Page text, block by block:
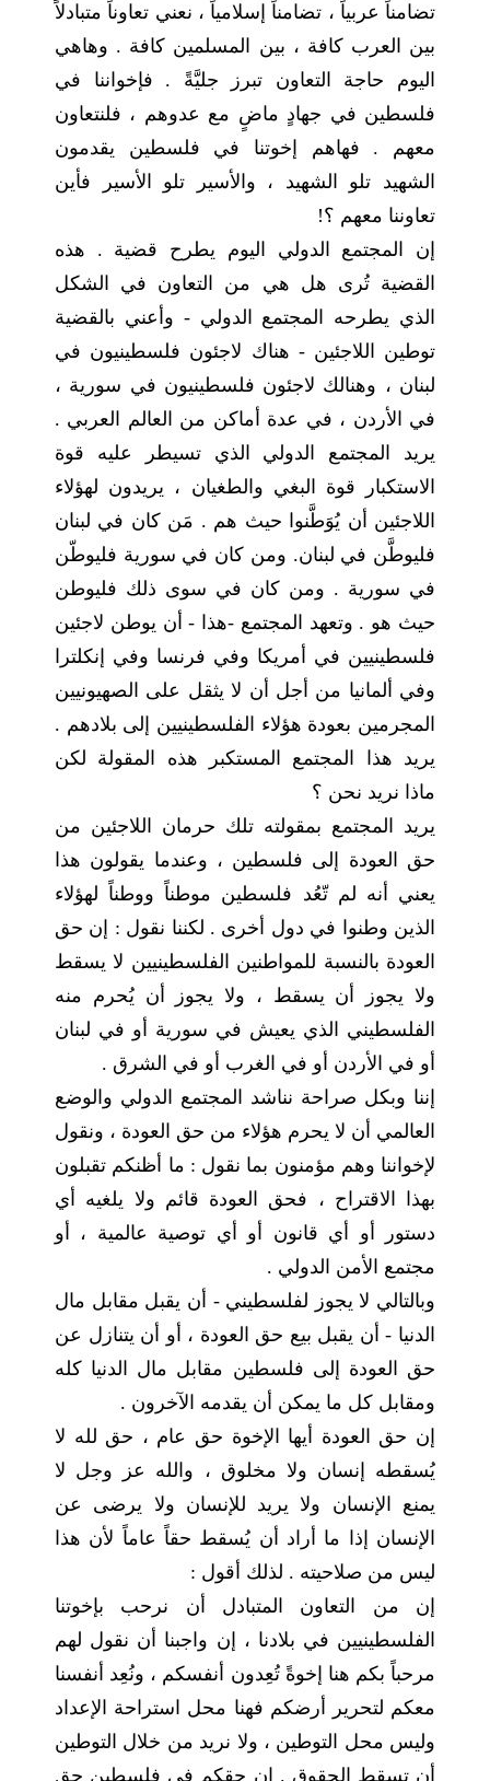
تضامناً عربياً ، تضامناً إسلامياً ، نعني تعاوناً متبادلاً
بين العرب كافة ، بين المسلمين كافة . وهاهي
اليوم حاجة التعاون تبرز جليَّةً . فإخواننا في
فلسطين في جهادٍ ماضٍ مع عدوهم ، فلنتعاون
معهم . فهاهم إخوتنا في فلسطين يقدمون
الشهيد تلو الشهيد ، والأسير تلو الأسير فأين
تعاوننا معهم ؟!
إن المجتمع الدولي اليوم يطرح قضية . هذه
القضية تُرى هل هي من التعاون في الشكل
الذي يطرحه المجتمع الدولي - وأعني بالقضية
توطين اللاجئين - هناك لاجئون فلسطينيون في
لبنان ، وهنالك لاجئون فلسطينيون في سورية ،
في الأردن ، في عدة أماكن من العالم العربي .
يريد المجتمع الدولي الذي تسيطر عليه قوة
الاستكبار قوة البغي والطغيان ، يريدون لهؤلاء
اللاجئين أن يُوَطَّنوا حيث هم . مَن كان في لبنان
فليوطَّن في لبنان. ومن كان في سورية فليوطّن
في سورية . ومن كان في سوى ذلك فليوطن
حيث هو . وتعهد المجتمع -هذا - أن يوطن لاجئين
فلسطينيين في أمريكا وفي فرنسا وفي إنكلترا
وفي ألمانيا من أجل أن لا يثقل على الصهيونيين
المجرمين بعودة هؤلاء الفلسطينيين إلى بلادهم .
يريد هذا المجتمع المستكبر هذه المقولة لكن
ماذا نريد نحن ؟
يريد المجتمع بمقولته تلك حرمان اللاجئين من
حق العودة إلى فلسطين ، وعندما يقولون هذا
يعني أنه لم تّعُد فلسطين موطناً ووطناً لهؤلاء
الذين وطنوا في دول أخرى . لكننا نقول : إن حق
العودة بالنسبة للمواطنين الفلسطينيين لا يسقط
ولا يجوز أن يسقط ، ولا يجوز أن يُحرم منه
الفلسطيني الذي يعيش في سورية أو في لبنان
أو في الأردن أو في الغرب أو في الشرق .
إننا وبكل صراحة نناشد المجتمع الدولي والوضع
العالمي أن لا يحرم هؤلاء من حق العودة ، ونقول
لإخواننا وهم مؤمنون بما نقول : ما أظنكم تقبلون
بهذا الاقتراح ، فحق العودة قائم ولا يلغيه أي
دستور أو أي قانون أو أي توصية عالمية ، أو
مجتمع الأمن الدولي .
وبالتالي لا يجوز لفلسطيني - أن يقبل مقابل مال
الدنيا - أن يقبل بيع حق العودة ، أو أن يتنازل عن
حق العودة إلى فلسطين مقابل مال الدنيا كله
ومقابل كل ما يمكن أن يقدمه الآخرون .
إن حق العودة أيها الإخوة حق عام ، حق لله لا
يُسقطه إنسان ولا مخلوق ، والله عز وجل لا
يمنع الإنسان ولا يريد للإنسان ولا يرضى عن
الإنسان إذا ما أراد أن يُسقط حقاً عاماً لأن هذا
ليس من صلاحيته . لذلك أقول :
إن من التعاون المتبادل أن نرحب بإخوتنا
الفلسطينيين في بلادنا ، إن واجبنا أن نقول لهم
مرحباً بكم هنا إخوةً تُعِدون أنفسكم ، ونُعِد أنفسنا
معكم لتحرير أرضكم فهنا محل استراحة الإعداد
وليس محل التوطين ، ولا نريد من خلال التوطين
أن تسقط الحقوق . إن حقكم في فلسطين حق